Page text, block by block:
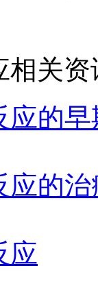
相关资
应的
应的
应